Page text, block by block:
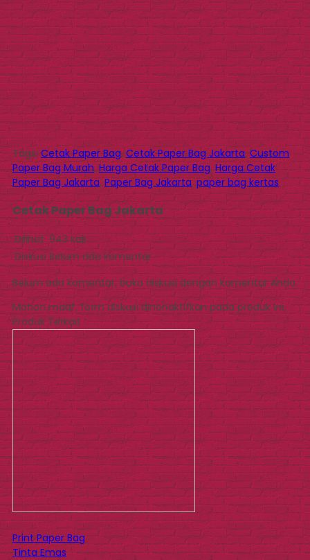
Tags:Cetak Paper Bag,Cetak Paper Bag Jakarta,Custom
Paper Bag Murah,Harga Cetak Paper Bag,Harga Cetak
Paper Bag Jakarta,Paper Bag Jakarta,paper bag kertas
Cetak Paper Bag Jakarta
Dilihat 943 kali
Diskusi Belum ada komentar
Belum ada komentar, buka diskusi dengan komentar Anda.
Mohon maaf, form diskusi dinonaktifkan pada produk ini.
Produk Terkait
Print Paper Bag
Tinta Emas